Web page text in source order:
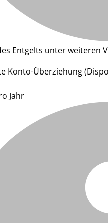
Entgelts unter weiteren
Konto-Überziehung
Jahr